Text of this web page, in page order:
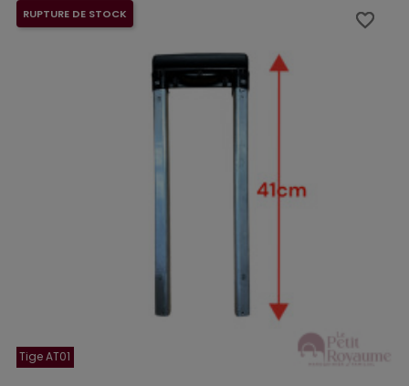
Tige AT01
RUPTURE DE STOCK favorite_border
favorite_border